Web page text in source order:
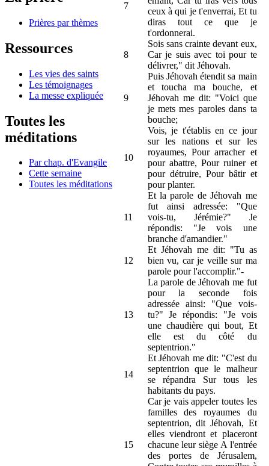
Prières par thèmes
Ressources
Les vies des saints
Les témoignages
La messe expliquée
Toutes les
méditations
Par chap. d'Evangile
Cette semaine
Toutes les méditations
7
ceux à qui je t'enverrai, Et tu
diras tout ce que je
t'ordonnerai.
8
Sois sans crainte devant eux,
Car je suis avec toi pour te
délivrer," dit Jéhovah.
9
Puis Jéhovah étendit sa main
et toucha ma bouche, et
Jéhovah me dit: "Voici que
je mets mes paroles dans ta
bouche;
10
Vois, je t'établis en ce jour
sur les nations et sur les
royaumes, Pour arracher et
pour abattre, Pour ruiner et
pour détruire, Pour bâtir et
pour planter.
11
Et la parole de Jéhovah me
fut ainsi adressée: "Que
vois-tu, Jérémie?" Je
répondis: "Je vois une
branche d'amandier."
12
Et Jéhovah me dit: "Tu as
bien vu, car je veille sur ma
parole pour l'accomplir."-
13
La parole de Jéhovah me fut
pour la seconde fois
adressée ainsi: "Que vois-
tu?" Je répondis: "Je vois
une chaudière qui bout, Et
elle est du côté du
septentrion."
14
Et Jéhovah me dit: "C'est du
septentrion que le malheur
se répandra Sur tous les
habitants du pays.
15
Car je vais appeler toutes les
familles des royaumes du
septentrion, dit Jéhovah, Et
elles viendront et placeront
chacune leur siège A l'entrée
des portes de Jérusalem,